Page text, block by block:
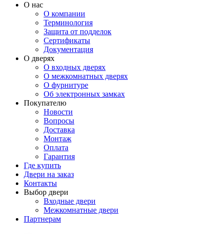
О нас
О компании
Терминология
Защита от подделок
Сертификаты
Документация
О дверях
О входных дверях
О межкомнатных дверях
О фурнитуре
Об электронных замках
Покупателю
Новости
Вопросы
Доставка
Монтаж
Оплата
Гарантия
Где купить
Двери на заказ
Контакты
Выбор двери
Входные двери
Межкомнатные двери
Партнерам